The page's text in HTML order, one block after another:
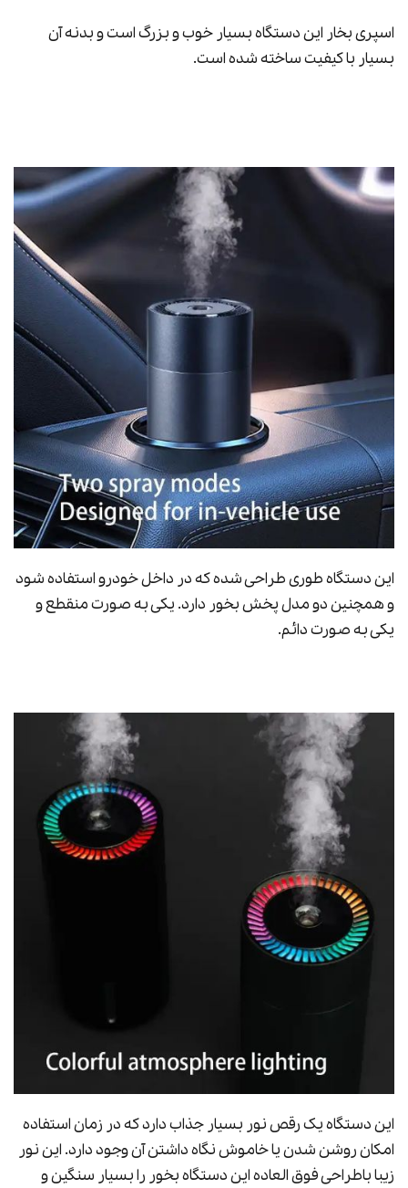
اسپری بخار این دستگاه بسیار خوب و بزرگ است و بدنه آن
بسیار با کیفیت ساخته شده است.
این دستگاه طوری طراحی شده که در داخل خودرو استفاده شود
و همچنین دو مدل پخش بخور دارد. یکی به صورت منقطع و
یکی به صورت دائم.
این دستگاه یک رقص نور بسیار جذاب دارد که در زمان استفاده
امکان روشن شدن یا خاموش نگاه داشتن آن وجود دارد. این نور
زیبا باطراحی فوق العاده این دستگاه بخور را بسیار سنگین و